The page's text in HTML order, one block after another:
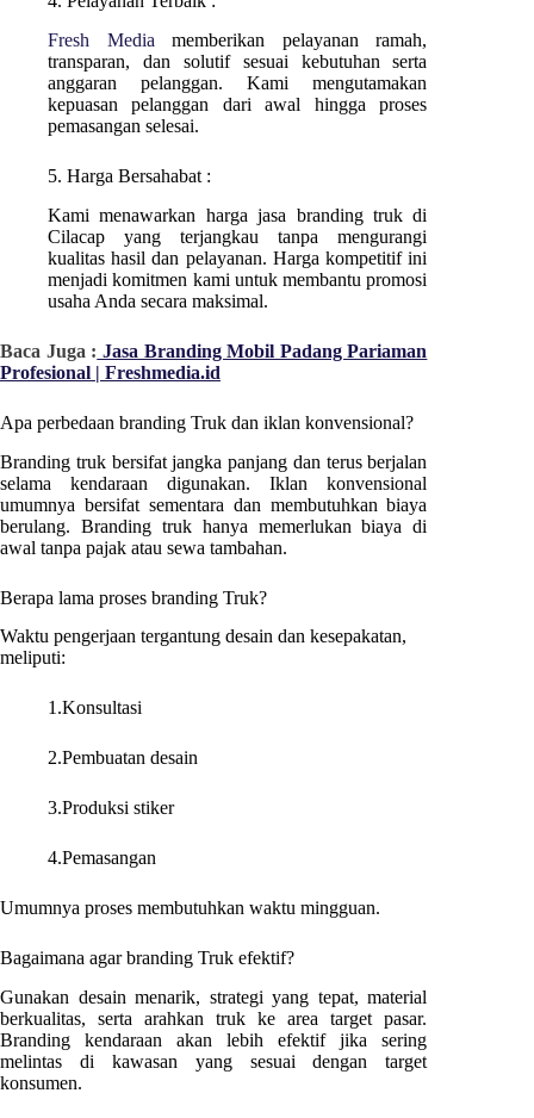
Fresh Media memberikan pelayanan ramah,
transparan, dan solutif sesuai kebutuhan serta
anggaran pelanggan. Kami mengutamakan
kepuasan pelanggan dari awal hingga proses
pemasangan selesai.
5. Harga Bersahabat :
Kami menawarkan harga jasa branding truk di
Cilacapyang terjangkau tanpa mengurangi
kualitas hasil dan pelayanan. Harga kompetitif ini
menjadi komitmen kami untuk membantu promosi
usaha Anda secara maksimal.
Baca Juga : Jasa Branding Mobil Padang Pariaman
Profesional | Freshmedia.id
Apa perbedaan branding Truk dan iklan konvensional?
Branding truk bersifat jangka panjang dan terus berjalan
selama kendaraan digunakan. Iklan konvensional
umumnya bersifat sementara dan membutuhkan biaya
berulang. Branding truk hanya memerlukan biaya di
awal tanpa pajak atau sewa tambahan.
Berapa lama proses branding Truk?
Waktu pengerjaan tergantung desain dan kesepakatan,
meliputi:
1.Konsultasi
2.Pembuatan desain
3.Produksi stiker
4.Pemasangan
Umumnya proses membutuhkan waktu mingguan.
Bagaimana agar branding Truk efektif?
Gunakan desain menarik, strategi yang tepat, material
berkualitas, serta arahkan truk ke area target pasar.
Branding kendaraan akan lebih efektif jika sering
melintas di kawasan yang sesuai dengan target
konsumen.